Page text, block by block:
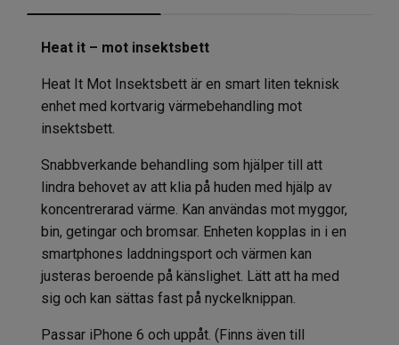
Heat it – mot insektsbett
Heat It Mot Insektsbett är en smart liten teknisk
enhet med kortvarig värmebehandling mot
insektsbett.
Snabbverkande behandling som hjälper till att
lindra behovet av att klia på huden med hjälp av
koncentrerarad värme. Kan användas mot myggor,
bin, getingar och bromsar. Enheten kopplas in i en
smartphones laddningsport och värmen kan
justeras beroende på känslighet. Lätt att ha med
sig och kan sättas fast på nyckelknippan.
Passar iPhone 6 och uppåt. (Finns även till